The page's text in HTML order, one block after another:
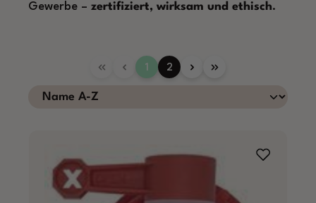
Gewerbe – zertifiziert, wirksam und ethisch.
Seite
1 Seite
2